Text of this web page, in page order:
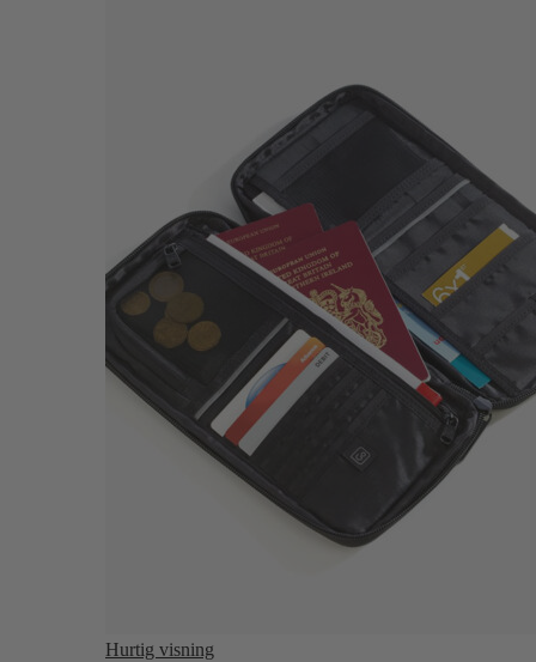
Hurtig visning